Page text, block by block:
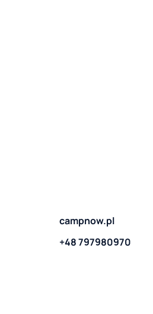
campnow.pl
+48 797980970